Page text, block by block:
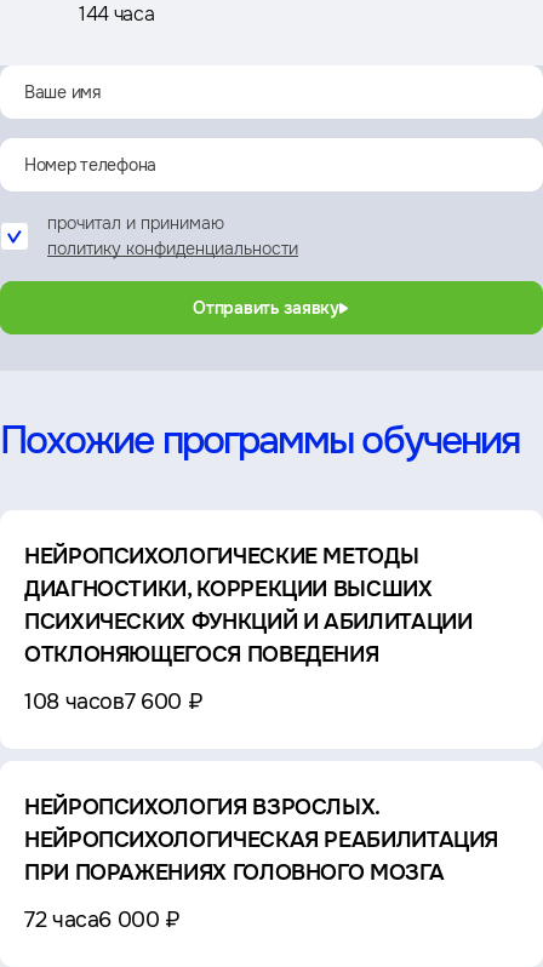
144 часа
прочитал и принимаю
политику конфиденциальности
Отправить заявку
Похожие программы обучения
НЕЙРОПСИХОЛОГИЧЕСКИЕ МЕТОДЫ
ДИАГНОСТИКИ, КОРРЕКЦИИ ВЫСШИХ
ПСИХИЧЕСКИХ ФУНКЦИЙ И АБИЛИТАЦИИ
ОТКЛОНЯЮЩЕГОСЯ ПОВЕДЕНИЯ
108 часов7 600 ₽
НЕЙРОПСИХОЛОГИЯ ВЗРОСЛЫХ.
НЕЙРОПСИХОЛОГИЧЕСКАЯ РЕАБИЛИТАЦИЯ
ПРИ ПОРАЖЕНИЯХ ГОЛОВНОГО МОЗГА
72 часа6 000 ₽